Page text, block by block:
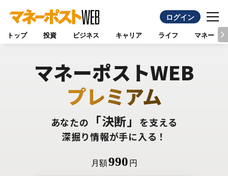
ログイン
トップ 投資 ビジネス キャリア ライフ マネー
マネーポストWEB
プレミアム
あなたの 「決断」
を支える
深掘り情報が手に入る！
月額990 円